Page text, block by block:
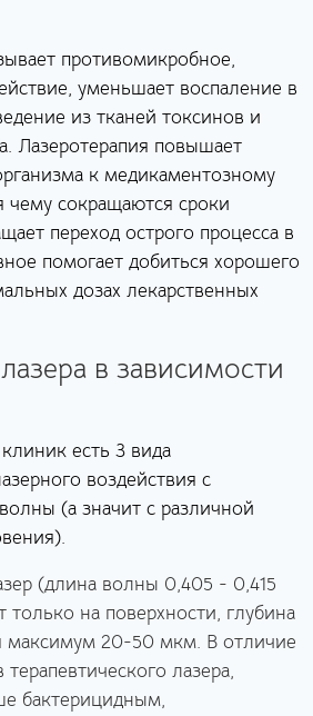
противомикробное,
уменьшает воспаление в
из тканей токсинов и
Лазеротерапия повышает
к медикаментозному
чему сокращаются сроки
переход острого процесса в
помогает добиться хорошего
дозах лекарственных
в зависимости
есть 3 вида
воздействия с
(а значит с различной
(длина волны 0,405 - 0,415
только на поверхности, глубина
максимум 20-50 мкм. В отличие
лазера,
бактерицидным,